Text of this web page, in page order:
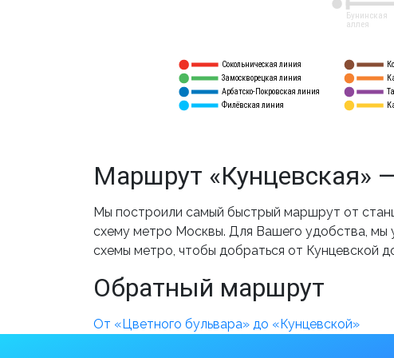
Сокольническая линия
Замоскворецкая линия
Арбатско-Покровская линия
Филёвская линия
Бунинская
аллея
Маршрут «Кунцевская»
Мы построили самый быстрый маршрут от
схему метро Москвы. Для Вашего удобства, мы
схемы метро, чтобы добраться от Кунцевской
Обратный маршрут
От «Цветного бульвара» до «Кунцевской»